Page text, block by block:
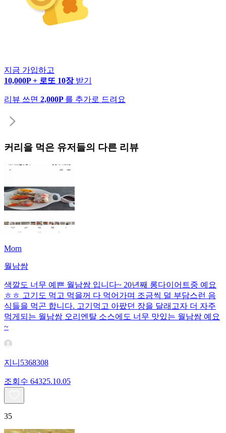
지금 가입하고
10,000P + 로또 10장 받기
리뷰 쓰면 2,000P 를 추가로 드려요
커리 을 먹은 유저들의 다른 리뷰
Morn
월남쌈
색깔도 너무 예쁜 월남쌈 입니다~ 20년째 롱다이어트중 예요
ㅎㅎ 고기도 먹고 먹을꺼 다 먹어가며 조금씩 덜 부담스런 음
식들을 먹곤 합니다. 고기먹고 아팠던 장을 달래고자 더 자주
먹게되는 월남쌈 오리엔탈 소스에도 너무 맛있는 월남쌈 예요
~
지니5368308
조회수 64325.10.05
35